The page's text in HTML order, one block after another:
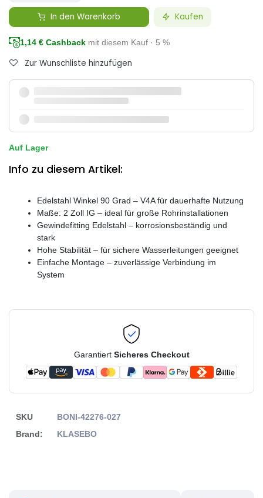
In den Warenkorb Kaufen
1,14 € Cashback mit diesem Kauf · 5 %
Zur Wunschliste hinzufügen
Auf Lager
Info zu diesem Artikel:
Edelstahl Winkel 90 Grad – V4A für dauerhafte Nutzung
Maße: 2 Zoll IG – ideal für große Rohrinstallationen
Gewindefitting Edelstahl – korrosionsbeständig und
stark
Hohe Stabilität – für sichere Wasserleitungen geeignet
Einfache Montage – zuverlässige Verbindung im
System
Garantiert Sicheres Checkout
SKU
BONI-42276-027
Brand:
KLASEBO